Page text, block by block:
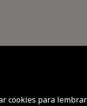
cookies para